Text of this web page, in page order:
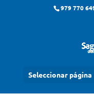
979 770
Seleccionar página